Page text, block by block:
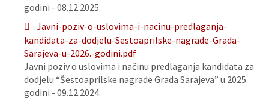
godini - 08.12.2025.
Javni-poziv-o-uslovima-i-nacinu-predlaganja-
kandidata-za-dodjelu-Sestoaprilske-nagrade-Grada-
Sarajeva-u-2026.-godini.pdf
Javni poziv o uslovima i načinu predlaganja kandidata za
dodjelu “Šestoaprilske nagrade Grada Sarajeva” u 2025.
godini - 09.12.2024.